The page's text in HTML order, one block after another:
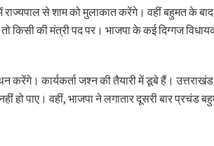
से शाम को मुलाकात करेंगे। वहीं बहुमत के
किसी की मंत्री पद पर। भाजपा के कई दिग्गज
कार्यकर्ता जश्न की तैयारी में डूबे हैं।
हो पाए। वहीं, भाजपा ने लगातार दूसरी बार प्रचंड